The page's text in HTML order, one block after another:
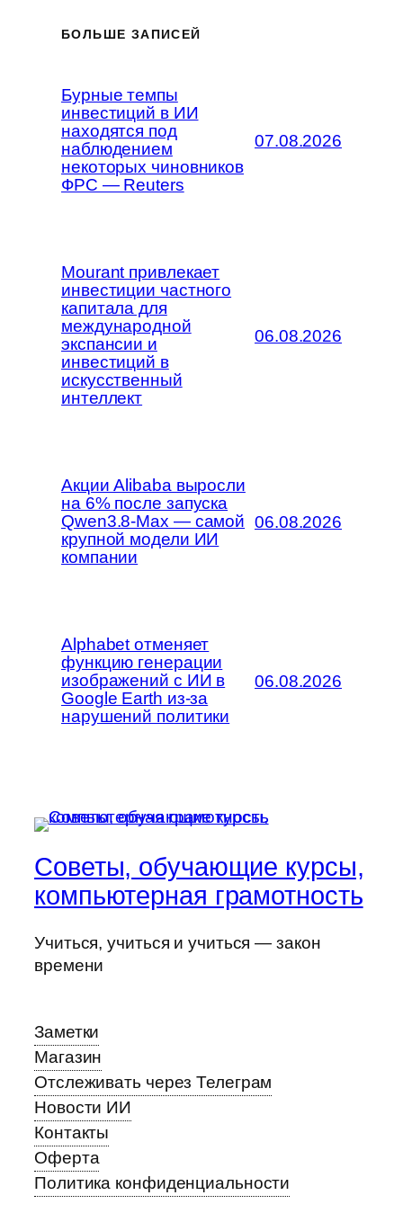
БОЛЬШЕ ЗАПИСЕЙ
Бурные темпы
инвестиций в ИИ
находятся под
наблюдением
некоторых чиновников
ФРС — Reuters
07.08.2026
Mourant привлекает
инвестиции частного
капитала для
международной
экспансии и
инвестиций в
искусственный
интеллект
06.08.2026
Акции Alibaba выросли
на 6% после запуска
Qwen3.8-Max — самой
крупной модели ИИ
компании
06.08.2026
Alphabet отменяет
функцию генерации
изображений с ИИ в
Google Earth из-за
нарушений политики
06.08.2026
Советы, обучающие курсы,
компьютерная грамотность
Учиться, учиться и учиться — закон
времени
Заметки
Магазин
Отслеживать через Телеграм
Новости ИИ
Контакты
Оферта
Политика конфиденциальности